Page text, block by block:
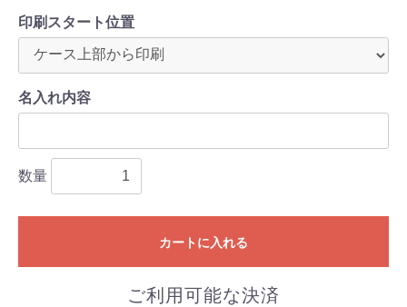
印刷スタート位置
名入れ内容
数量
カートに入れる
ご利用可能な決済